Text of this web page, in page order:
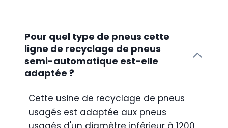
Pour quel type de pneus cette
ligne de recyclage de pneus
semi-automatique est-elle
adaptée ?
Cette usine de recyclage de pneus
usagés est adaptée aux pneus